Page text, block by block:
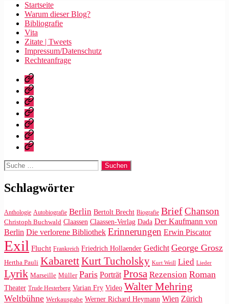
Startseite
Warum dieser Blog?
Bibliografie
Vita
Zitate | Tweets
Impressum/Datenschutz
Rechteanfrage
Startseite
Warum
dieser
Blog?
Bibliografie
Vita
Zitate
|
Tweets
Impressum/Datenschutz
Rechteanfrage
Suche
nach:
Schlagwörter
Anthologie Autobiografie Berlin Bertolt Brecht Biografie BriefChanson
Christoph Buchwald Claassen Claassen-Verlag Dada Der Kaufmann von
Berlin Die verlorene Bibliothek Erinnerungen Erwin Piscator
Exil Flucht Frankreich Friedrich Hollaender Gedicht George Grosz
Hertha Pauli KabarettKurt Tucholsky Kurt Weill Lied Lieder
Lyrik Marseille Müller Paris Porträt Prosa Rezension Roman
Theater Trude Hesterberg Varian Fry Video Walter Mehring
Weltbühne Werkausgabe Werner Richard Heymann Wien Zürich